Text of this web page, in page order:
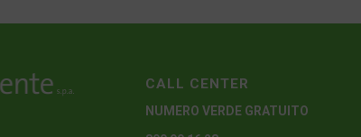
CALL CENTER
NUMERO VERDE GRATUITO